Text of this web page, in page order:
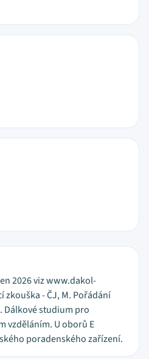
2026 viz www.dakol-
- ČJ, M. Pořádání
Dálkové studium pro
vzděláním. U oborů E
poradenského zařízení.